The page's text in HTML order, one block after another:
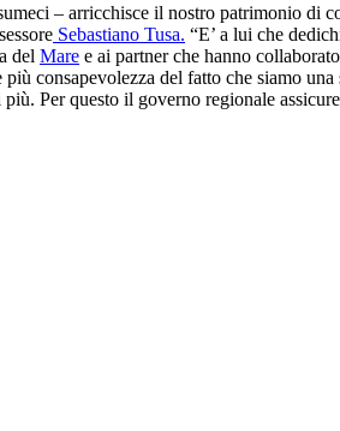
– arricchisce il nostro patrimonio di
Sebastiano Tusa. “E’ a lui che
del Mare e ai partner che hanno
consapevolezza del fatto che siamo
Per questo il governo regionale